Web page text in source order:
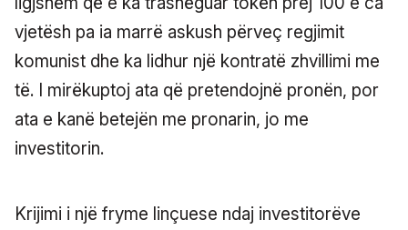
vjetësh pa ia marrë askush përveç regjimit
komunist dhe ka lidhur një kontratë zhvillimi me
të. I mirëkuptoj ata që pretendojnë pronën, por
ata e kanë betejën me pronarin, jo me
investitorin.
Krijimi i një fryme linçuese ndaj investitorëve